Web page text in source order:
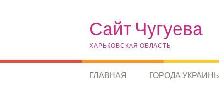
Сайт Чугуева
ХАРЬКОВСКАЯ ОБЛАСТЬ
ГЛАВНАЯ ГОРОДА